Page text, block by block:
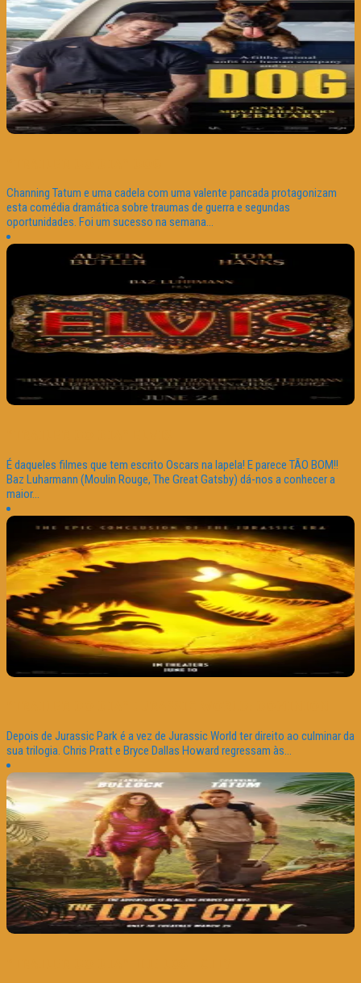
Channing Tatum e uma cadela com uma valente pancada protagonizam
esta comédia dramática sobre traumas de guerra e segundas
oportunidades. Foi um sucesso na semana...
É daqueles filmes que tem escrito Oscars na lapela! E parece TÃO BOM!!
Baz Luharmann (Moulin Rouge, The Great Gatsby) dá-nos a conhecer a
maior...
Depois de Jurassic Park é a vez de Jurassic World ter direito ao culminar da
sua trilogia. Chris Pratt e Bryce Dallas Howard regressam às...